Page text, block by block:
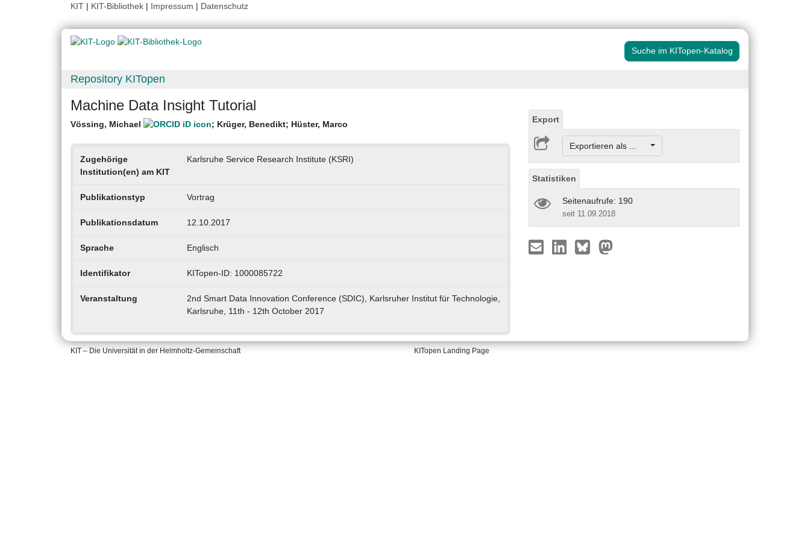
KIT | KIT-Bibliothek | Impressum | Datenschutz
Suche im KITopen-Katalog
Repository KITopen
Machine Data Insight Tutorial
Vössing, Michael ; Krüger, Benedikt; Hüster, Marco
Zugehörige
Institution(en) am KIT
Karlsruhe Service Research Institute (KSRI)
Publikationstyp Vortrag
Publikationsdatum 12.10.2017
Sprache Englisch
Identifikator KITopen-ID: 1000085722
Veranstaltung
2nd Smart Data Innovation Conference (SDIC), Karlsruher Institut für Technologie,
Karlsruhe, 11th - 12th October 2017
Export
Exportieren als ...
Statistiken
Seitenaufrufe: 190
seit 11.09.2018
KIT – Die Universität in der Helmholtz-Gemeinschaft KITopen Landing Page